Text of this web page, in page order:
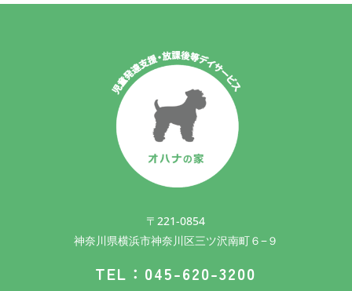
〒221-0854
神奈川県横浜市神奈川区三ツ沢南町６−９
TEL：045-620-3200